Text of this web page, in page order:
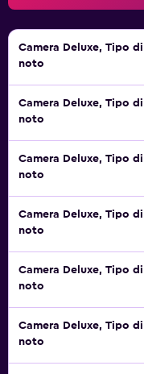
passeggiare all'aperto.
centro business, sale
ristoro, tra cui
colazione, pranzo e
l'Orbit Bar è il luogo
piatti da condividere.
Camera Deluxe, Tipo
noto
Camera Deluxe, Tipo
noto
Camera Deluxe, Tipo
noto
Camera Deluxe, Tipo
noto
Camera Deluxe, Tipo
noto
Camera Deluxe, Tipo
noto